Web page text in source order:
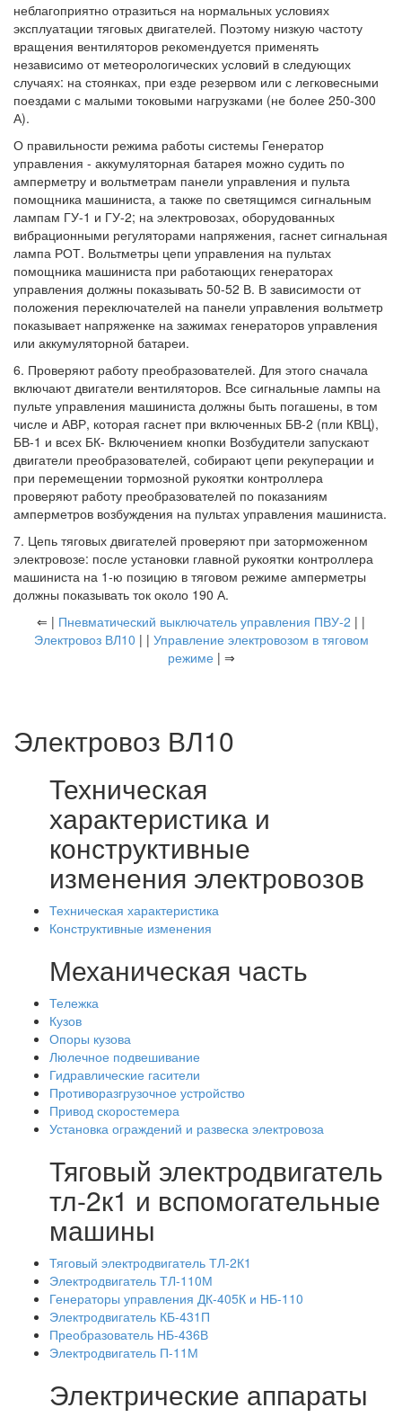
неблагоприятно отразиться на нормальных условиях
эксплуатации тяговых двигателей. Поэтому низкую частоту
вращения вентиляторов рекомендуется применять
независимо от метеорологических условий в следующих
случаях: на стоянках, при езде резервом или с легковесными
поездами с малыми токовыми нагрузками (не более 250-300
А).
О правильности режима работы системы Генератор
управления - аккумуляторная батарея можно судить по
амперметру и вольтметрам панели управления и пульта
помощника машиниста, а также по светящимся сигнальным
лампам ГУ-1 и ГУ-2; на электровозах, оборудованных
вибрационными регуляторами напряжения, гаснет сигнальная
лампа РОТ. Вольтметры цепи управления на пультах
помощника машиниста при работающих генераторах
управления должны показывать 50-52 В. В зависимости от
положения переключателей на панели управления вольтметр
показывает напряженке на зажимах генераторов управления
или аккумуляторной батареи.
6. Проверяют работу преобразователей. Для этого сначала
включают двигатели вентиляторов. Все сигнальные лампы на
пульте управления машиниста должны быть погашены, в том
числе и АВР, которая гаснет при включенных БВ-2 (пли КВЦ),
БВ-1 и всех БК- Включением кнопки Возбудители запускают
двигатели преобразователей, собирают цепи рекуперации и
при перемещении тормозной рукоятки контроллера
проверяют работу преобразователей по показаниям
амперметров возбуждения на пультах управления машиниста.
7. Цепь тяговых двигателей проверяют при заторможенном
электровозе: после установки главной рукоятки контроллера
машиниста на 1-ю позицию в тяговом режиме амперметры
должны показывать ток около 190 А.
⇐ | Пневматический выключатель управления ПВУ-2 | |
Электровоз ВЛ10 | | Управление электровозом в тяговом
режиме | ⇒
Электровоз ВЛ10
Техническая
характеристика и
конструктивные
изменения электровозов
Техническая характеристика
Конструктивные изменения
Механическая часть
Тележка
Кузов
Опоры кузова
Люлечное подвешивание
Гидравлические гасители
Противоразгрузочное устройство
Привод скоростемера
Установка ограждений и развеска электровоза
Тяговый электродвигатель
тл-2к1 и вспомогательные
машины
Тяговый электродвигатель ТЛ-2К1
Электродвигатель ТЛ-110М
Генераторы управления ДК-405К и НБ-110
Электродвигатель КБ-431П
Преобразователь НБ-436В
Электродвигатель П-11М
Электрические аппараты